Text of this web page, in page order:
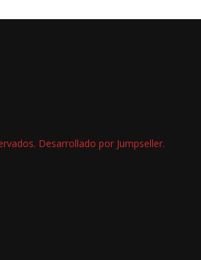
Desarrollado por Jumpseller.